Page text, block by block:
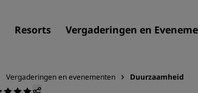
Resorts Vergaderingen en
Vergaderingen en evenementen Duurzaamheid